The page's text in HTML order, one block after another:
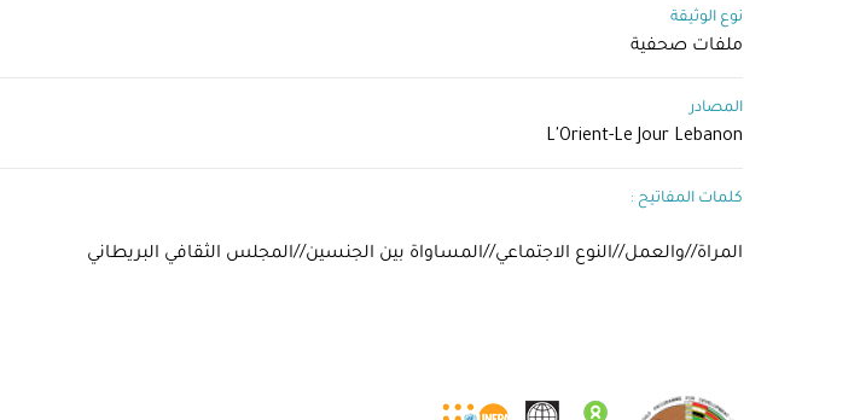
نوع الوثيقة
ملفات صحفية
المصادر
L'Orient-Le Jour Lebanon
كلمات المفاتيح :
المراة//والعمل//النوع الاجتماعي//المساواة بين الجنسين//المجلس الثقافي البريطاني